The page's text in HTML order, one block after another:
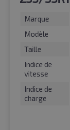
Marque
Modèle
Taille
Indice de
vitesse
Indice de
charge